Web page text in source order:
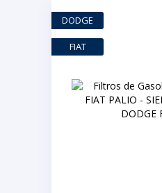
DODGE
FIAT